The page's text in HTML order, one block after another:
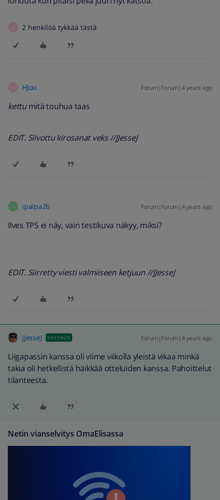
2 henkilöä tykkää tästä
HJou Forum|Forum|4 years ago
kettumitä touhua taas
EDIT. Siivottu kirosanat veks //JJesseJ
I ipaipa26 Forum|Forum|4 years ago
Ilves TPS ei näy, vain testikuva näkyy, miksi?
EDIT. Siirretty viesti valmiiseen ketjuun //JJesseJ
JJesseJ VASTAUS Forum|Forum|4 years ago
Liigapassin kanssa oli viime viikolla yleistä vikaa minkä
takia oli hetkellistä häikkää otteluiden kanssa. Pahoittelut
tilanteesta.
Netin vianselvitys OmaElisassa